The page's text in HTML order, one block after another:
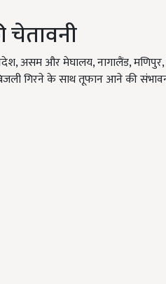
चेतावनी
असम और मेघालय, नागालैंड, मणिपुर,
गिरने के साथ तूफान आने की